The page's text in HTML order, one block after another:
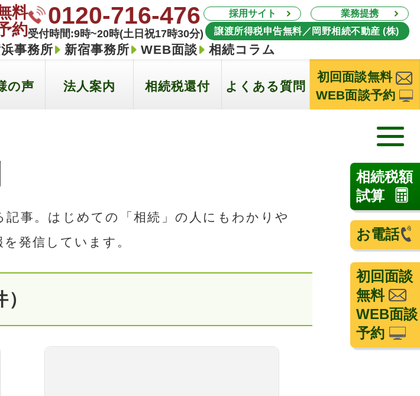
料
約
0120-716-476
受付時間:9時~20時(土日祝17時30分)
採用サイト
業務提携
譲渡所得税申告無料／岡野相続不動産 (株)
事務所 新宿事務所 WEB面談 相続コラム
の声 法人案内 相続税還付 よくある質問
初回面談無料
WEB面談予約
事。はじめての「相続」の人にもわかりや
発信しています。
お電話
初回面談
無料
WEB面談
予約
相続税額
試算